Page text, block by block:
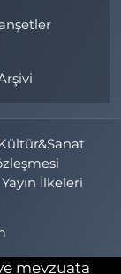
Yayın İlkeleri
mevzuata